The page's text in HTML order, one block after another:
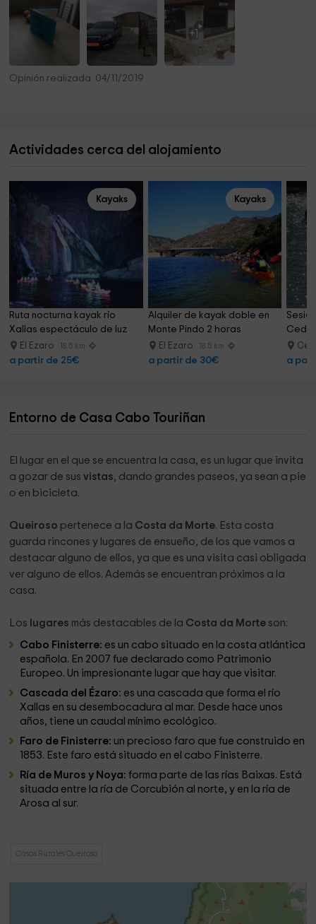
+1
Opinión realizada: 04/11/2019
Actividades cerca del alojamiento
Kayaks
Ruta nocturna kayak río
Xallas espectáculo de luz
El Ezaro 18.5 km
a partir de 25€
Kayaks
Alquiler de kayak doble en
Monte Pindo 2 horas
El Ezaro 18.5 km
a partir de 30€ a
Entorno de Casa Cabo Touriñan
El lugar en el que se encuentra la casa, es un lugar que invita
a gozar de susvistas, dando grandes paseos, ya sean a pie
o en bicicleta.
Queiroso pertenece a la Costa da Morte. Esta costa
guarda rincones y lugares de ensueño, de los que vamos a
destacar alguno de ellos, ya que es una visita casi obligada
ver alguno de ellos. Además se encuentran próximos a la
casa.
Los lugares más destacables de la Costa da Morte son:
Cabo Finisterre: es un cabo situado en la costa atlántica
española. En 2007 fue declarado como Patrimonio
Europeo. Un impresionante lugar que hay que visitar.
Cascada del Ézaro: es una cascada que forma el río
Xallas en su desembocadura al mar. Desde hace unos
años, tiene un caudal mínimo ecológico.
Faro de Finisterre: un precioso faro que fue construido en
1853. Este faro está situado en el cabo Finisterre.
Ría de Muros y Noya:forma parte de las rías Baixas. Está
situada entre la ría de Corcubión al norte, y en la ría de
Arosa al sur.
Casas Rurales Queiroso